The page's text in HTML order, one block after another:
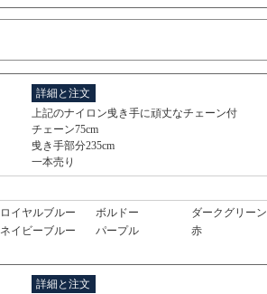
詳細と注文
上記のナイロン曵き手に頑丈なチェーン付
チェーン75cm
曵き手部分235cm
一本売り
ロイヤルブルー ボルドー
ダークグリーン
ネイビーブルー パープル
赤
詳細と注文